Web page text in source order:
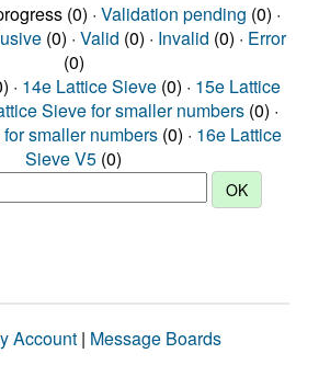
(0) · Validation pending (0) ·
(0) · Valid (0) · Invalid (0) · Error
(0)
· 14e Lattice Sieve (0) · 15e Lattice
Sieve for smaller numbers (0) ·
smaller numbers (0) · 16e Lattice
Sieve V5 (0)
Account | Message Boards